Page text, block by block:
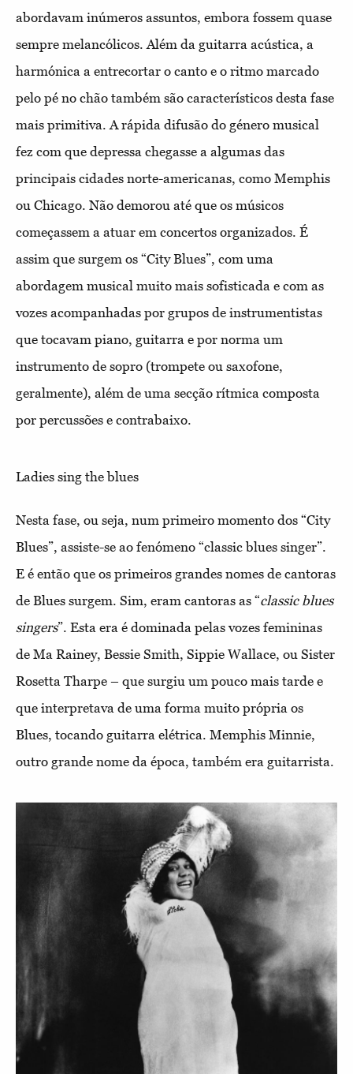
abordavam inúmeros assuntos, embora fossem quase
sempre melancólicos. Além da guitarra acústica, a
harmónica a entrecortar o canto e o ritmo marcado
pelo pé no chão também são característicos desta fase
mais primitiva. A rápida difusão do género musical
fez com que depressa chegasse a algumas das
principais cidades norte-americanas, como Memphis
ou Chicago. Não demorou até que os músicos
começassem a atuar em concertos organizados. É
assim que surgem os “City Blues”, com uma
abordagem musical muito mais sofisticada e com as
vozes acompanhadas por grupos de instrumentistas
que tocavam piano, guitarra e por norma um
instrumento de sopro (trompete ou saxofone,
geralmente), além de uma secção rítmica composta
por percussões e contrabaixo.
Ladies sing the blues
Nesta fase, ou seja, num primeiro momento dos “City
Blues”, assiste-se ao fenómeno “classic blues singer”.
E é então que os primeiros grandes nomes de cantoras
de Blues surgem. Sim, eram cantoras as “classic blues
singers”. Esta era é dominada pelas vozes femininas
de Ma Rainey, Bessie Smith, Sippie Wallace, ou Sister
Rosetta Tharpe – que surgiu um pouco mais tarde e
que interpretava de uma forma muito própria os
Blues, tocando guitarra elétrica. Memphis Minnie,
outro grande nome da época, também era guitarrista.